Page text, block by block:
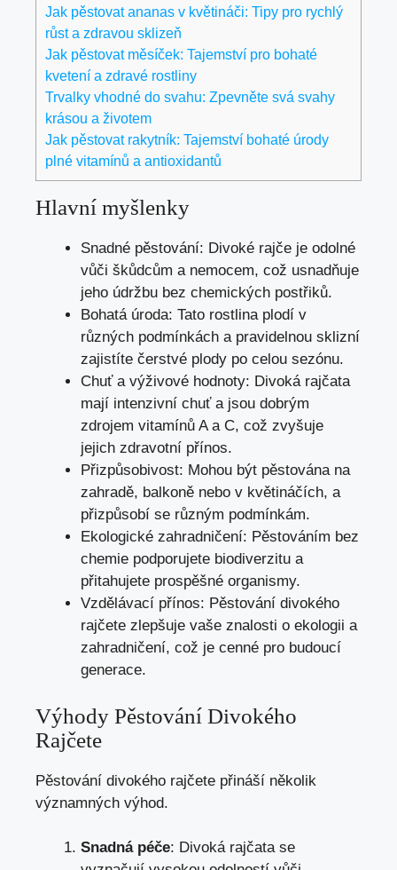
Jak pěstovat ananas v květináči: Tipy pro rychlý
růst a zdravou sklizeň
Jak pěstovat měsíček: Tajemství pro bohaté
kvetení a zdravé rostliny
Trvalky vhodné do svahu: Zpevněte svá svahy
krásou a životem
Jak pěstovat rakytník: Tajemství bohaté úrody
plné vitamínů a antioxidantů
Hlavní myšlenky
Snadné pěstování: Divoké rajče je odolné
vůči škůdcům a nemocem, což usnadňuje
jeho údržbu bez chemických postřiků.
Bohatá úroda: Tato rostlina plodí v
různých podmínkách a pravidelnou sklizní
zajistíte čerstvé plody po celou sezónu.
Chuť a výživové hodnoty: Divoká rajčata
mají intenzivní chuť a jsou dobrým
zdrojem vitamínů A a C, což zvyšuje
jejich zdravotní přínos.
Přizpůsobivost: Mohou být pěstována na
zahradě, balkoně nebo v květináčích, a
přizpůsobí se různým podmínkám.
Ekologické zahradničení: Pěstováním bez
chemie podporujete biodiverzitu a
přitahujete prospěšné organismy.
Vzdělávací přínos: Pěstování divokého
rajčete zlepšuje vaše znalosti o ekologii a
zahradničení, což je cenné pro budoucí
generace.
Výhody Pěstování Divokého
Rajčete
Pěstování divokého rajčete přináší několik
významných výhod.
Snadná péče: Divoká rajčata se